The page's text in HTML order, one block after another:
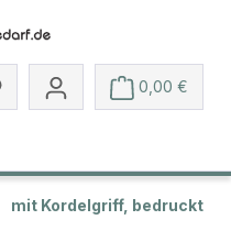
Du hast 0 Produkte auf dem
0,00 €
mit Kordelgriff, bedruckt